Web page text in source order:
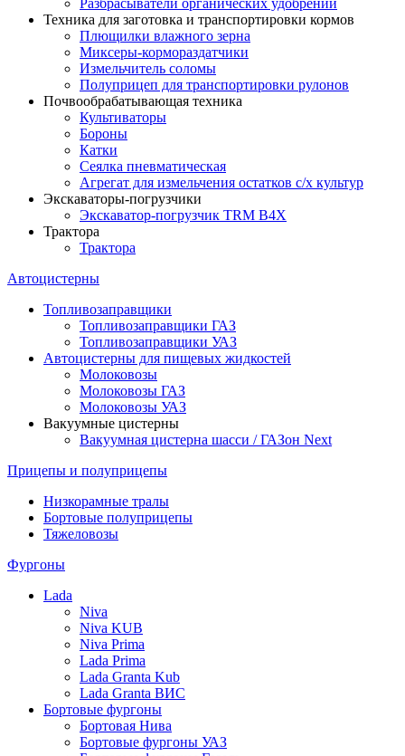
Разбрасыватели органических удобрений
Техника для заготовка и транспортировки кормов
Плющилки влажного зерна
Миксеры-кормораздатчики
Измельчитель соломы
Полуприцеп для транспортировки рулонов
Почвообрабатывающая техника
Культиваторы
Бороны
Катки
Сеялка пневматическая
Агрегат для измельчения остатков с/х культур
Экскаваторы-погрузчики
Экскаватор-погрузчик TRM B4X
Трактора
Трактора
Автоцистерны
Топливозаправщики
Топливозаправщики ГАЗ
Топливозаправщики УАЗ
Автоцистерны для пищевых жидкостей
Молоковозы
Молоковозы ГАЗ
Молоковозы УАЗ
Вакуумные цистерны
Вакуумная цистерна шасси / ГАЗон Next
Прицепы и полуприцепы
Низкорамные тралы
Бортовые полуприцепы
Тяжеловозы
Фургоны
Lada
Niva
Niva KUB
Niva Prima
Lada Prima
Lada Granta Kub
Lada Granta ВИС
Бортовые фургоны
Бортовая Нива
Бортовые фургоны УАЗ